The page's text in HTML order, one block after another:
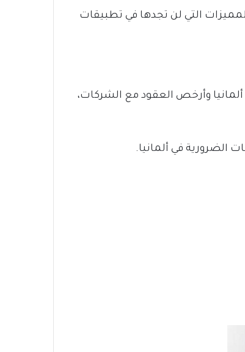
التي لن تجدها في تطبيقات
وأرخص العقود مع الشركات،
الضرورية في ألمانيا.